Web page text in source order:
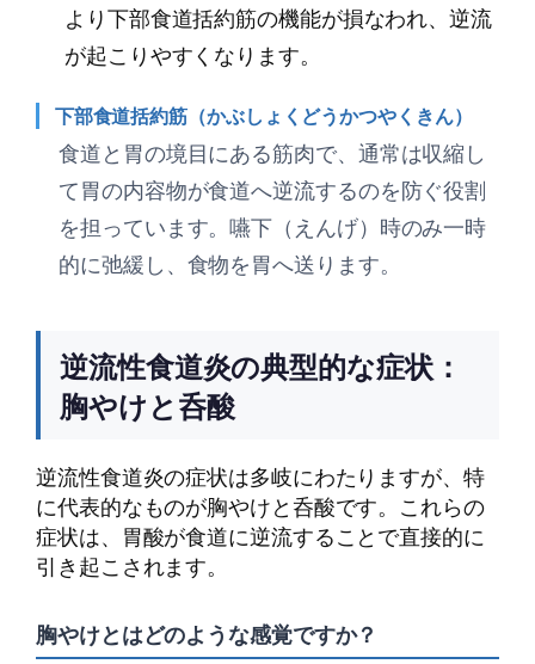
より下部食道括約筋の機能が損なわれ、逆流
が起こりやすくなります。
下部食道括約筋（かぶしょくどうかつやくきん）
食道と胃の境目にある筋肉で、通常は収縮し
て胃の内容物が食道へ逆流するのを防ぐ役割
を担っています。嚥下（えんげ）時のみ一時
的に弛緩し、食物を胃へ送ります。
逆流性食道炎の典型的な症状：
胸やけと呑酸
逆流性食道炎の症状は多岐にわたりますが、特
に代表的なものが胸やけと呑酸です。これらの
症状は、胃酸が食道に逆流することで直接的に
引き起こされます。
胸やけとはどのような感覚ですか？